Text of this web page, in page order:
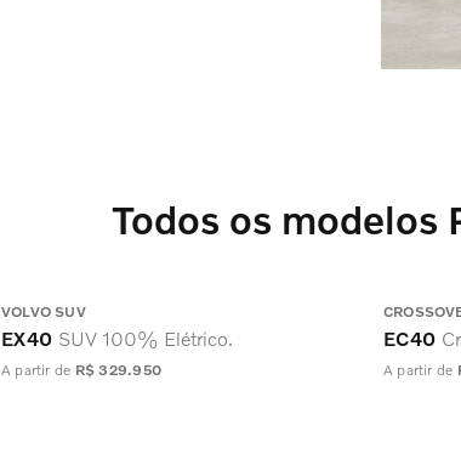
Todos os modelos
VOLVO SUV
EX40 SUV 100% Elétrico.
A partir de R$ 329.950
EC40
A partir de